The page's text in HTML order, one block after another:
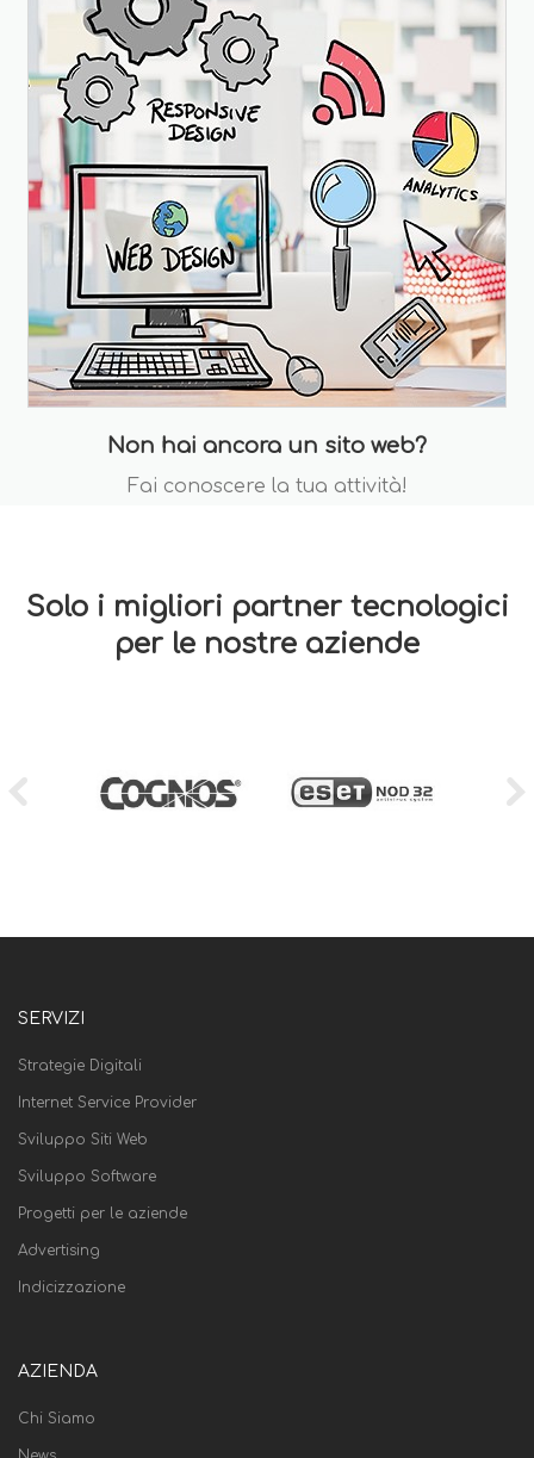
Non hai ancora un sito web?
Fai conoscere la tua attività!
Solo i migliori partner tecnologici
per le nostre aziende
SERVIZI
Strategie Digitali
Internet Service Provider
Sviluppo Siti Web
Sviluppo Software
Progetti per le aziende
Advertising
Indicizzazione
AZIENDA
Chi Siamo